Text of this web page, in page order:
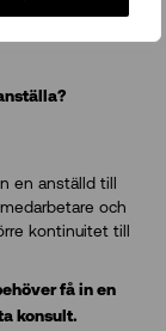
stöd.
en anställd till
och
kontinuitet till
få in en
konsult.